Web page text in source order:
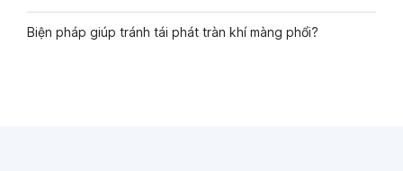
Biện pháp giúp tránh tái phát tràn khí màng phổi?